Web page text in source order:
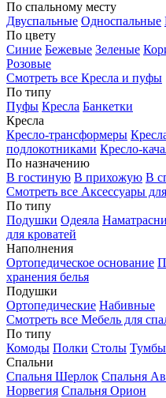
По спальному месту
Двуспальные Односпальные
По цвету
Синие Бежевые Зеленые
Розовые
Смотреть все Кресла и пуфы
По типу
Пуфы Кресла Банкетки
Кресла
Кресло-трансформеры
подлокотниками Кресло-
По назначению
В гостиную В прихожую В
Смотреть все Аксессуары
По типу
Подушки Одеяла
для кроватей
Наполнения
Ортопедическое основание
хранения белья
Подушки
Ортопедические Набивные
Смотреть все Мебель для
По типу
Комоды Полки Столы Тумбы
Спальни
Спальня Шерлок Спальня
Норвегия Спальня Орион